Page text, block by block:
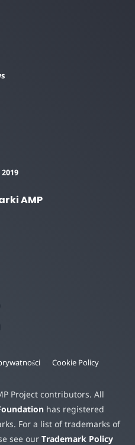
AMP
Cookie Policy
Project contributors. All
has registered
For a list of trademarks of
see our Trademark Policy